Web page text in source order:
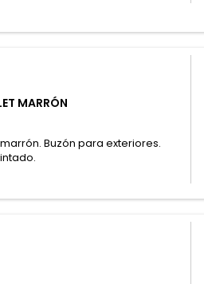
MARRÓN
Buzón para exteriores.